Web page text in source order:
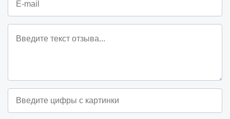
час
конкретную дату и время и может договорится